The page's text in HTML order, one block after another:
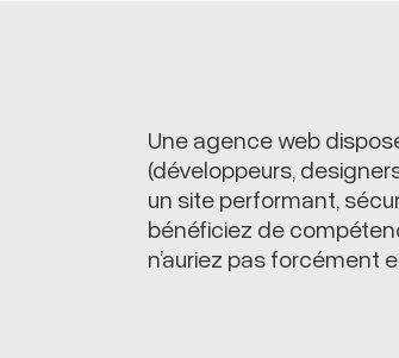
Une agence web
(développeurs,
un site performant,
bénéficiez de
n’auriez pas forcément